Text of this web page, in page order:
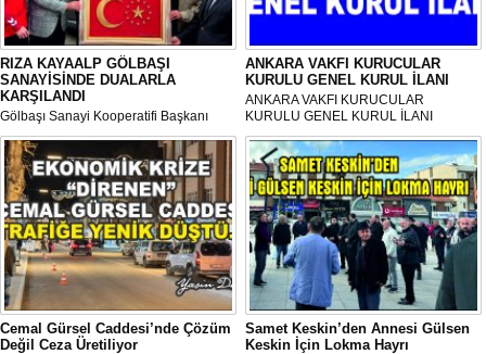
RIZA KAYAALP GÖLBAŞI
SANAYİSİNDE DUALARLA
KARŞILANDI
Gölbaşı Sanayi Kooperatifi Başkanı
Mehmet Aktay öncülüğünde, sanayi
esnafı adına düzenlenen anlamlı anma
programı Sanayi Camii’nde yoğun
katılımla gerçekleştirildi.
ANKARA VAKFI KURUCULAR
KURULU GENEL KURUL İLANI
ANKARA VAKFI KURUCULAR
KURULU GENEL KURUL İLANI
Cemal Gürsel Caddesi’nde Çözüm
Değil Ceza Üretiliyor
Samet Keskin’den Annesi Gülsen
Keskin İçin Lokma Hayrı